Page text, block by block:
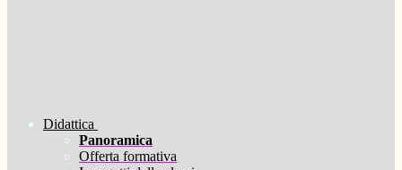
Didattica
Panoramica
Offerta formativa